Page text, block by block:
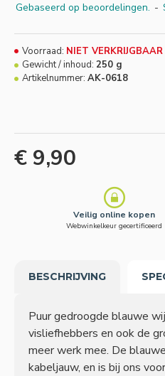
Gebaseerd op beoordelingen. -
€ 9,90
Voorraad: NIET VERKRIJGBAAR
Gewicht / inhoud: 250 g
Artikelnummer: AK-0618
Veilig online kopen
Webwinkelkeur gecertificeerd
BESCHRIJVING
Puur gedroogde blauwe
visliefhebbers en ook de
meer werk mee. De
kabeljauw, en is bij ons